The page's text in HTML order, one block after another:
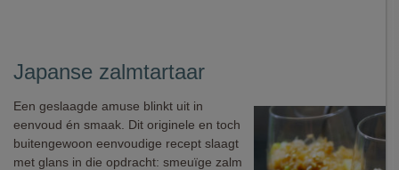
Japanse zalmtartaar
Een geslaagde amuse blinkt uit in
eenvoud én smaak. Dit originele en toch
buitengewoon eenvoudige recept slaagt
met glans in die opdracht: smeuïge zalm